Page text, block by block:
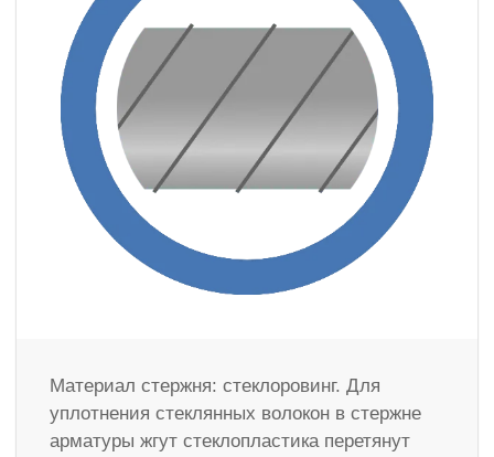
Материал стержня: стеклоровинг. Для
уплотнения стеклянных волокон в стержне
арматуры жгут стеклопластика перетянут